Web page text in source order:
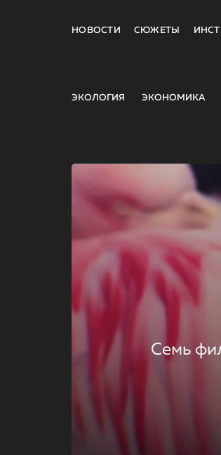
НОВОСТИ СЮЖЕТЫ
ЭКОЛОГИЯ ЭКОНОМИКА
Семь